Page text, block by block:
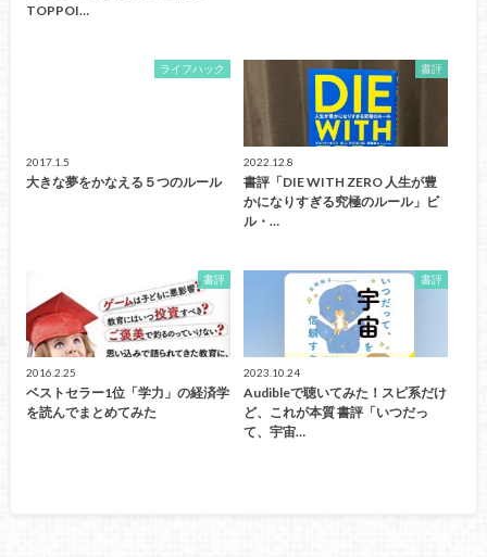
TOPPOI…
ライフハック
2017.1.5
大きな夢をかなえる５つのルール
書評
2022.12.8
書評「DIE WITH ZERO 人生が豊
かになりすぎる究極のルール」ビ
ル・…
書評
2016.2.25
ベストセラー1位「学力」の経済学
を読んでまとめてみた
書評
2023.10.24
Audibleで聴いてみた！スピ系だけ
ど、これが本質 書評「いつだっ
て、宇宙…